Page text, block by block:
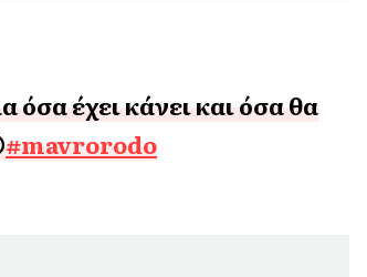
έχει κάνει και όσα θα
#mavrorodo